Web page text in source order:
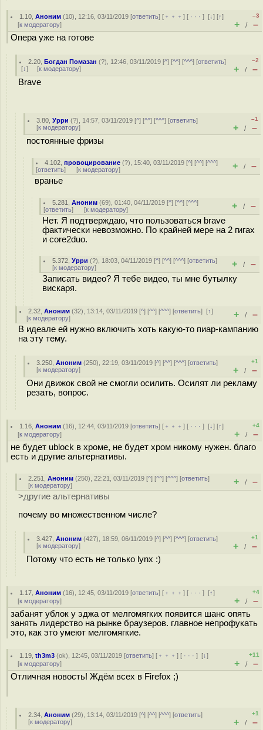
1.10 ,Аноним (10), 12:16, 03/11/2019 [ответить] [ ﹢﹢﹢] [ · · ·][↓] [↑]
[к модератору]
–3
+ / –
Опера уже на готове
2.20 ,Богдан Помазан (?), 12:46, 03/11/2019 [^] [^^] [^^^] [ответить]
[↓] [к модератору]
–2
+ / –
Brave
3.80 ,Урри (?), 14:57, 03/11/2019 [^] [^^] [^^^] [ответить]
[к модератору]
–1
+ / –
постоянные фризы
4.102 ,провоцирование (?), 15:40, 03/11/2019 [^] [^^] [^^^]
[ответить] [к модератору] + / –
вранье
5.281 ,Аноним (69), 01:40, 04/11/2019 [^] [^^] [^^^]
[ответить] [к модератору] + / –
Нет. Я подтверждаю, что пользоваться brave
фактически невозможно. По крайней мере на 2 гигах
и core2duo.
5.372 ,Урри (?), 18:03, 04/11/2019 [^] [^^] [^^^] [ответить]
[к модератору] + / –
Записать видео? Я тебе видео, ты мне бутылку
вискаря.
2.32 ,Аноним (32), 13:14, 03/11/2019 [^] [^^] [^^^] [ответить][↑]
[к модератору] + / –
В идеале ей нужно включить хоть какую-то пиар-кампанию
на эту тему.
3.250 ,Аноним (250), 22:19, 03/11/2019 [^] [^^] [^^^] [ответить]
[к модератору]
+1
+ / –
Они движок свой не смогли осилить. Осилят ли рекламу
резать, вопрос.
1.16 ,Аноним (16), 12:44, 03/11/2019 [ответить] [ ﹢﹢﹢] [ · · ·][↓] [↑]
[к модератору]
+4
+ / –
не будет ublock в хроме, не будет хром никому нужен. благо
есть и другие альтернативы.
2.251 ,Аноним (250), 22:21, 03/11/2019 [^] [^^] [^^^] [ответить]
[к модератору] + / –
>другие альтернативы
почему во множественном числе?
3.427 ,Аноним (427), 18:59, 06/11/2019 [^] [^^] [^^^] [ответить]
[к модератору]
+1
+ / –
Потому что есть не только lynx :)
1.17 ,Аноним (16), 12:45, 03/11/2019 [ответить] [ ﹢﹢﹢] [ · · ·][↑]
[к модератору]
+4
+ / –
забанят ублок у эджа от мелгомягких появится шанс опять
занять лидерство на рынке браузеров. главное непрофукать
это, как это умеют мелгомягкие.
1.19 ,th3m3 (ok), 12:45, 03/11/2019 [ответить] [ ﹢﹢﹢] [ · · ·][↓]
[к модератору]
+11
+ / –
Отличная новость! Ждём всех в Firefox ;)
2.34 ,Аноним (29), 13:14, 03/11/2019 [^] [^^] [^^^] [ответить]
[к модератору]
+1
+ / –